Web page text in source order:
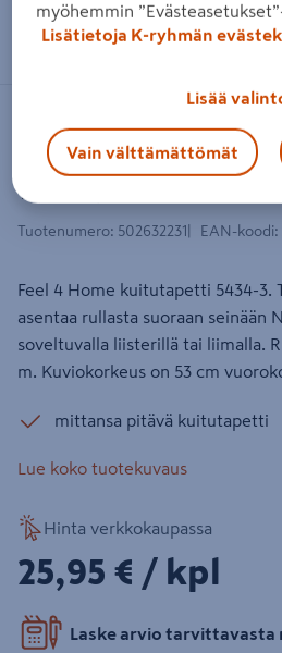
Zoomaa kuvaa
Kuitutapetti Feel 4 Home
11,20x0,53m 1 rulla
Tuotenumero: 502632231 EAN-koodi:
Feel 4 Home kuitutapetti 5434-3.
asentaa rullasta suoraan seinään
soveltuvalla liisterillä tai liimalla.
m. Kuviokorkeus on 53 cm
mittansa pitävä kuitutapetti
Lue koko tuotekuvaus
Hinta verkkokaupassa
25,95€/kpl
25,95 € / kpl
Laske arvio tarvittavasta
myöhemmin
Lisätietoja K-ryhmän
Lisää
Vain välttämättömät